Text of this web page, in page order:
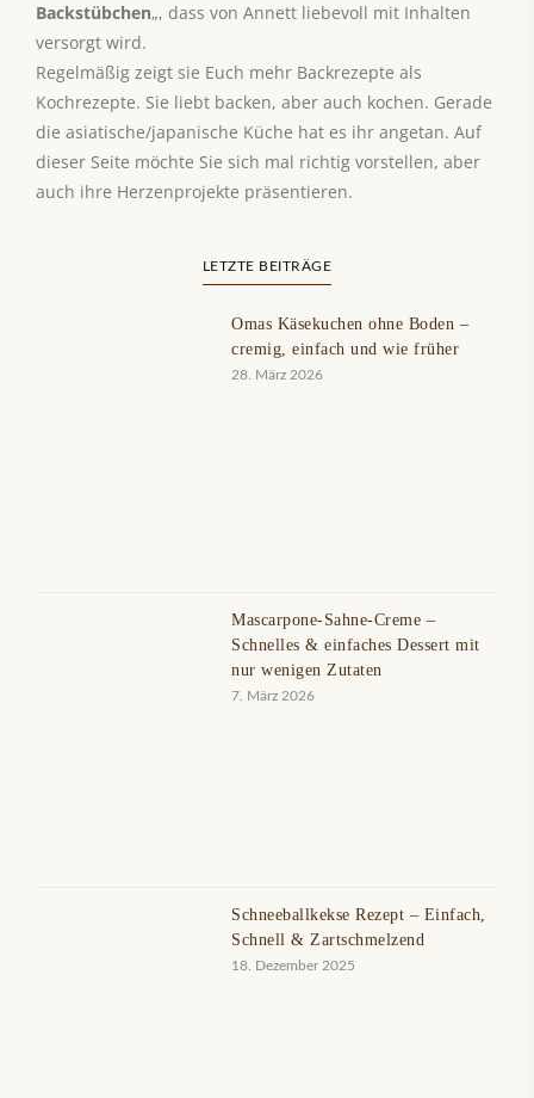
Backstübchen„, dass von Annett liebevoll mit Inhalten
versorgt wird.
Regelmäßig zeigt sie Euch mehr Backrezepte als
Kochrezepte. Sie liebt backen, aber auch kochen. Gerade
die asiatische/japanische Küche hat es ihr angetan. Auf
dieser Seite möchte Sie sich mal richtig vorstellen, aber
auch ihre Herzenprojekte präsentieren.
LETZTE BEITRÄGE
Omas Käsekuchen ohne Boden –
cremig, einfach und wie früher
28. März 2026
Mascarpone-Sahne-Creme –
Schnelles & einfaches Dessert mit
nur wenigen Zutaten
7. März 2026
Schneeballkekse Rezept – Einfach,
Schnell & Zartschmelzend
18. Dezember 2025